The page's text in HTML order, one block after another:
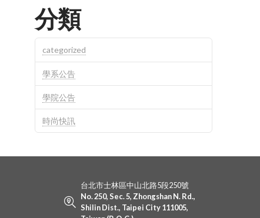
分類
categorized
學系公告
學院公告
時尚快訊
台北市士林區中山北路5段250號
No. 250, Sec. 5, Zhongshan N. Rd.,
Shilin Dist., Taipei City 111005,